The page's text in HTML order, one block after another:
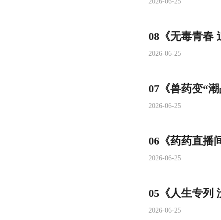
08《无毒青春
2026-06-25
07《兽药变“
2026-06-25
06《药药直播
2026-06-25
05《人生专列
2026-06-25